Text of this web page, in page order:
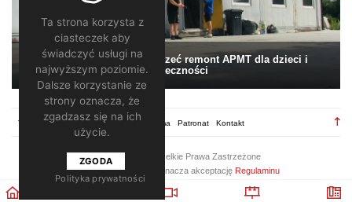
Pomagamy. Warto wesprzeć remont APMT dla dzieci i
społeczności
Regulamin Redakcja Reklama Patronat Kontakt
2026 ©
/ Wszelkie Prawa Zastrzeżone
Korzystanie z portalu oznacza akceptację Regulaminu
Ta strona korzysta z
ciasteczek aby
świadczyć usługi na
najwyższym poziomie.
Dalsze korzystanie ze
strony oznacza, że
zgadzasz się na ich
użycie.
ZGODA
Polityka prywatności